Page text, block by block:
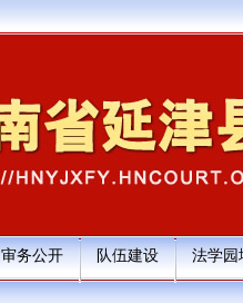
审务公开 队伍建设 法学园